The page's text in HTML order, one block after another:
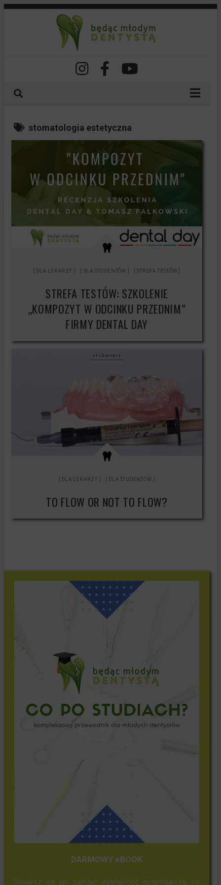
Nasze szkolenia
Spis treści
Dla pacjentów
Testy produktów
Księgowość
stomatologia estetyczna
DLA LEKARZY DLA STUDENTÓW STREFA TESTÓW
STREFA TESTÓW: SZKOLENIE
„KOMPOZYT W ODCINKU PRZEDNIM”
FIRMY DENTAL DAY
DLA LEKARZY DLA STUDENTÓW
TO FLOW OR NOT TO FLOW?
DARMOWY eBOOK
Dowiesz się jak założyć działalność gospodarczą, co